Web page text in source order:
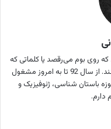
روی بوم می‌رقصد یا کلماتی که
صحنه‌های هزاررنگ در ذهن خوانندگان می‌آفرینند. از سال 92 تا به امروز مشغول
باستان شناسی، ژئوفیزیک و
دارم.